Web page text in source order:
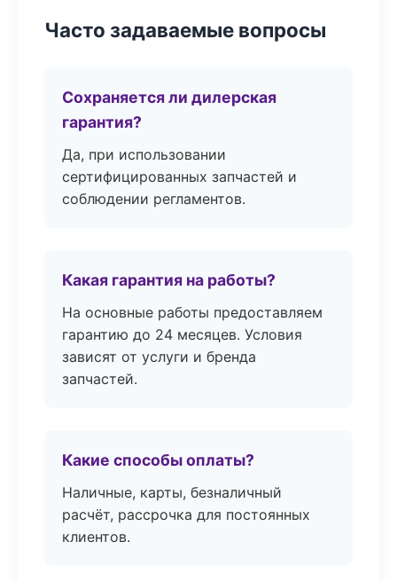
Часто задаваемые вопросы
Сохраняется ли дилерская
гарантия?
Да, при использовании
сертифицированных запчастей и
соблюдении регламентов.
Какая гарантия на работы?
На основные работы предоставляем
гарантию до 24 месяцев. Условия
зависят от услуги и бренда
запчастей.
Какие способы оплаты?
Наличные, карты, безналичный
расчёт, рассрочка для постоянных
клиентов.